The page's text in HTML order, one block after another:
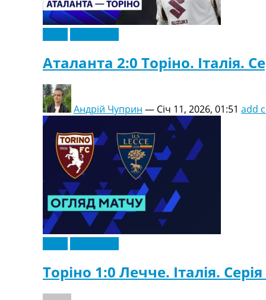
Аталанта 2:0 Торіно. Італія.
Андрій Чуприн — Січ 11, 2026, 01:51 add
Торіно 1:0 Лечче. Італія.